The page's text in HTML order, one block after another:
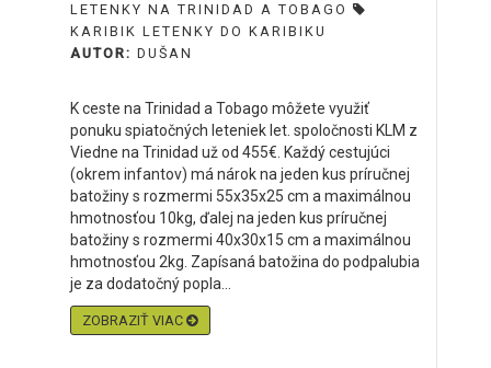
LETENKY NA TRINIDAD A TOBAGO
KARIBIK LETENKY DO KARIBIKU
AUTOR: DUŠAN
K ceste na Trinidad a Tobago môžete využiť
ponuku spiatočných leteniek let. spoločnosti KLM z
Viedne na Trinidad už od 455€. Každý cestujúci
(okrem infantov) má nárok na jeden kus príručnej
batožiny s rozmermi 55x35x25 cm a maximálnou
hmotnosťou 10kg, ďalej na jeden kus príručnej
batožiny s rozmermi 40x30x15 cm a maximálnou
hmotnosťou 2kg. Zapísaná batožina do podpalubia
je za dodatočný popla...
ZOBRAZIŤ VIAC